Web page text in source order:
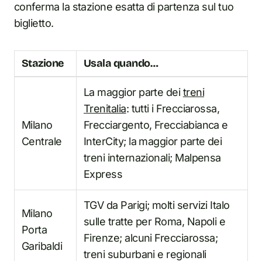
conferma la stazione esatta di partenza sul tuo
biglietto.
Stazione Usala quando…
Milano
Centrale
La maggior parte deitreni
Trenitalia: tutti i Frecciarossa,
Frecciargento, Frecciabianca e
InterCity; la maggior parte dei
treni internazionali; Malpensa
Express
Milano
Porta
Garibaldi
TGV da Parigi; molti servizi Italo
sulle tratte per Roma, Napoli e
Firenze; alcuni Frecciarossa;
treni suburbani e regionali